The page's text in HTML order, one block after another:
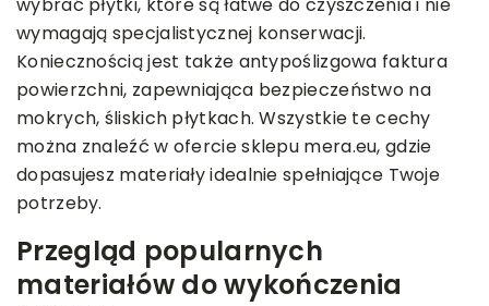
wybrać płytki, które są łatwe do czyszczenia i nie
wymagają specjalistycznej konserwacji.
Koniecznością jest także antypoślizgowa faktura
powierzchni, zapewniająca bezpieczeństwo na
mokrych, śliskich płytkach. Wszystkie te cechy
można znaleźć w ofercie sklepu mera.eu, gdzie
dopasujesz materiały idealnie spełniające Twoje
potrzeby.
Przegląd popularnych
materiałów do wykończenia